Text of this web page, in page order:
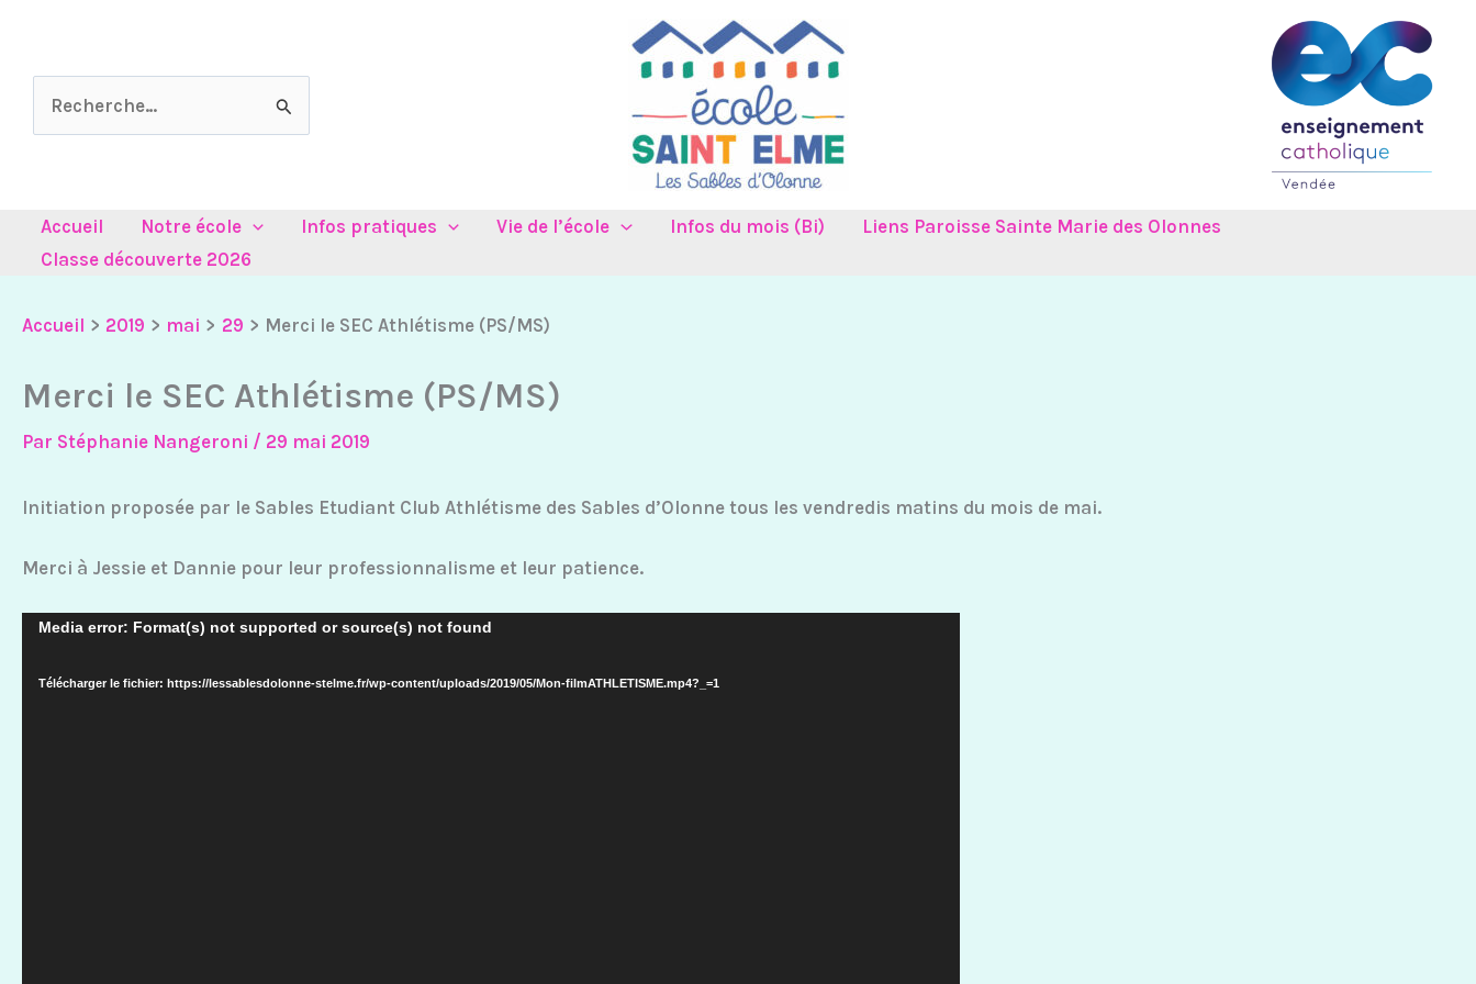
contenu
Rechercher :
Accueil Notre école Infos pratiques Vie de l’école Infos du mois (Bi)
Liens Paroisse Sainte Marie des Olonnes
Classe découverte 2026
Accueil 2019 mai 29 Merci le SEC Athlétisme (PS/MS)
Merci le SEC Athlétisme (PS/MS)
Par Stéphanie Nangeroni / 29 mai 2019
Initiation proposée par le Sables Etudiant Club Athlétisme des Sables d’Olonne tous les vendredis matins du mois de mai.
Merci à Jessie et Dannie pour leur professionnalisme et leur patience.
Lecteur
Media error: Format(s) not supported or source(s) not found
Télécharger le fichier: https://lessablesdolonne-stelme.fr/wp-content/uploads/2019/05/Mon-filmATHLETISME.mp4?_=1